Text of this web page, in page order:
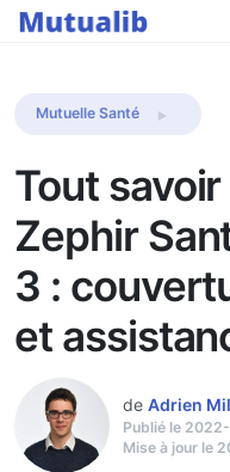
Mutuelle Santé
Tout
Zephir
3 :
et
de Adrien
Publié le
Mise à jour le